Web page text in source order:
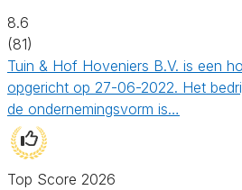
8.6
(81)
Tuin & Hof Hoveniers B.V. is een
opgericht op 27-06-2022. Het
de ondernemingsvorm is…
Top Score 2026